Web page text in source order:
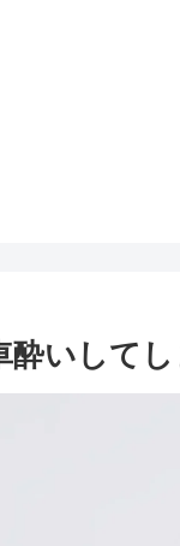
酔いして